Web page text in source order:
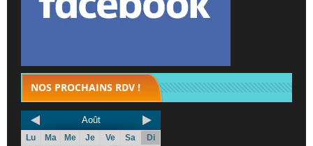
NOS PROCHAINS RDV !
Août
Lu Ma Me Je Ve Sa
Di